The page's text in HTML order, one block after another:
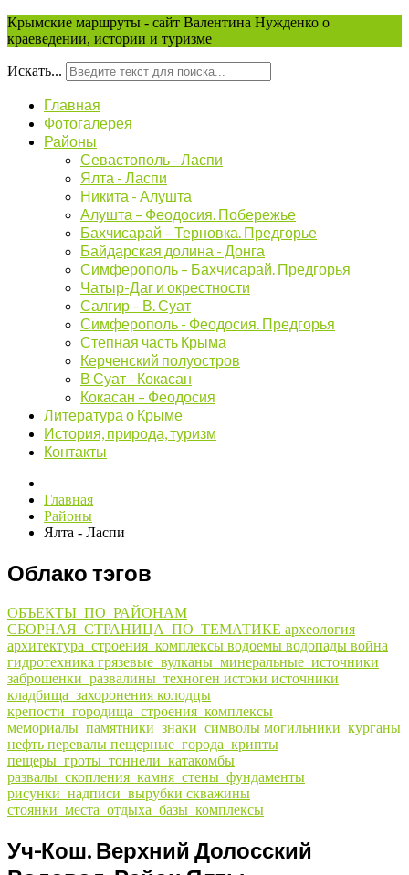
Крымские маршруты - сайт Валентина Нужденко о
краеведении, истории и туризме
Искать...
Главная
Фотогалерея
Районы
Севастополь - Ласпи
Ялта - Ласпи
Никита - Алушта
Алушта – Феодосия. Побережье
Бахчисарай – Терновка. Предгорье
Байдарская долина - Донга
Симферополь – Бахчисарай. Предгорья
Чатыр-Даг и окрестности
Салгир – В. Суат
Симферополь - Феодосия. Предгорья
Степная часть Крыма
Керченский полуостров
В Суат - Кокасан
Кокасан – Феодосия
Литература о Крыме
История, природа, туризм
Контакты
Главная
Районы
Ялта - Ласпи
Облако тэгов
ОБЪЕКТЫ_ПО_РАЙОНАМ
СБОРНАЯ_СТРАНИЦА_ПО_ТЕМАТИКЕ археология
архитектура_строения_комплексы водоемы водопады война
гидротехника грязевые_вулканы_минеральные_источники
заброшенки_развалины_техноген истоки источники
кладбища_захоронения колодцы
крепости_городища_строения_комплексы
мемориалы_памятники_знаки_символы могильники_курганы
нефть перевалы пещерные_города_крипты
пещеры_гроты_тоннели_катакомбы
развалы_скопления_камня_стены_фундаменты
рисунки_надписи_вырубки скважины
стоянки_места_отдыха_базы_комплексы
Уч-Кош. Верхний Долосский